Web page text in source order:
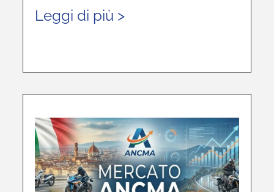
Leggi di più >